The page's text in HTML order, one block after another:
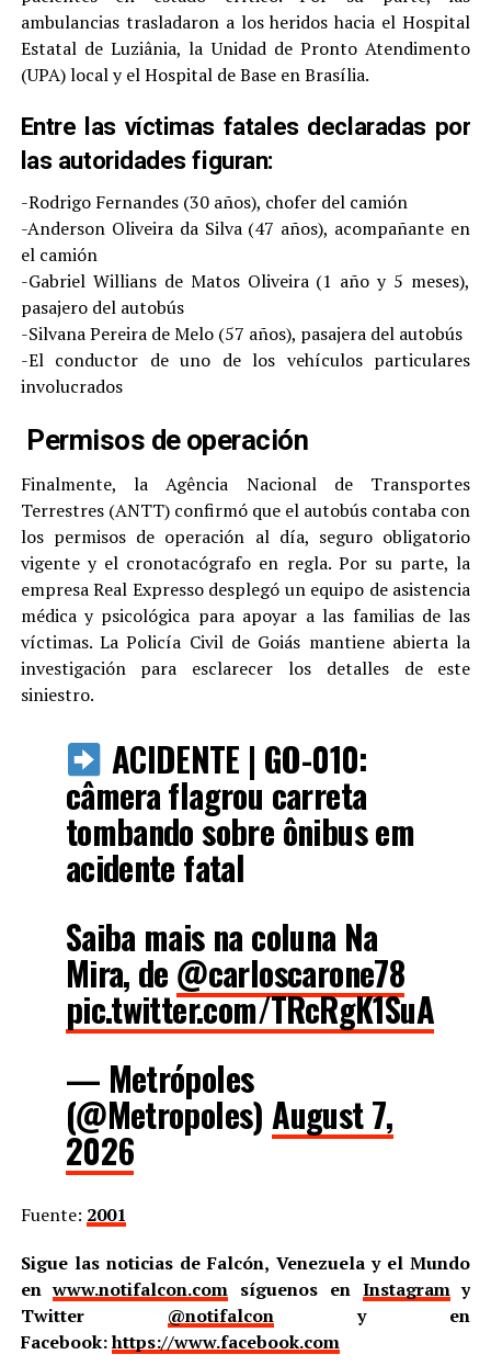
ambulancias trasladaron a los heridos hacia el Hospital
Estatal de Luziânia, la Unidad de Pronto Atendimento
(UPA) local y el Hospital de Base en Brasília.
Entre las víctimas fatales declaradas por
las autoridades figuran:
-Rodrigo Fernandes (30 años), chofer del camión
-Anderson Oliveira da Silva (47 años), acompañante en
el camión
-Gabriel Willians de Matos Oliveira (1 año y 5 meses),
pasajero del autobús
-Silvana Pereira de Melo (57 años), pasajera del autobús
-El conductor de uno de los vehículos particulares
involucrados
Permisos de operación
Finalmente, la Agência Nacional de Transportes
Terrestres (ANTT) confirmó que el autobús contaba con
los permisos de operación al día, seguro obligatorio
vigente y el cronotacógrafo en regla. Por su parte, la
empresa Real Expresso desplegó un equipo de asistencia
médica y psicológica para apoyar a las familias de las
víctimas. La Policía Civil de Goiás mantiene abierta la
investigación para esclarecer los detalles de este
siniestro.
ACIDENTE | GO-010:
câmera flagrou carreta
tombando sobre ônibus em
acidente fatal
Saiba mais na coluna Na
Mira, de @carloscarone78
pic.twitter.com/TRcRgK1SuA
— Metrópoles
(@Metropoles) August 7,
2026
Fuente: 2001
Sigue las noticias de Falcón, Venezuela y el Mundo
enwww.notifalcon.com síguenos en Instagramy
Twitter @notifalcony en
Facebook:https://www.facebook.com